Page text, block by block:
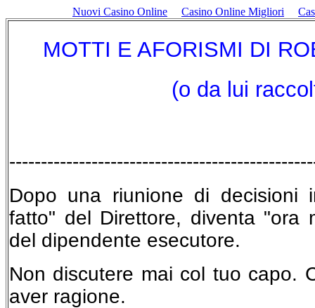
Nuovi Casino Online Casino Online Migliori
MOTTI E AFORISMI DI
(o da lui
Dopo una riunione di decisioni
fatto" del Direttore, diventa "ora
del dipendente esecutore.
Non discutere mai col tuo capo.
aver ragione.